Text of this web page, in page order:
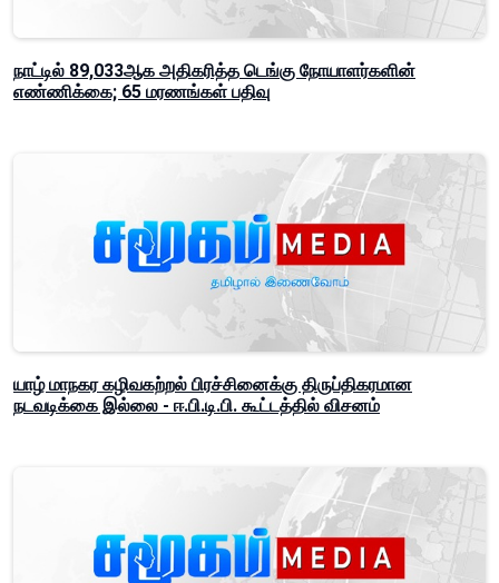
நாட்டில் 89,033ஆக அதிகரித்த டெங்கு நோயாளர்களின்
எண்ணிக்கை; 65 மரணங்கள் பதிவு
யாழ் மாநகர கழிவகற்றல் பிரச்சினைக்கு திருப்திகரமான
நடவடிக்கை இல்லை - ஈ.பி.டி.பி. கூட்டத்தில் விசனம்